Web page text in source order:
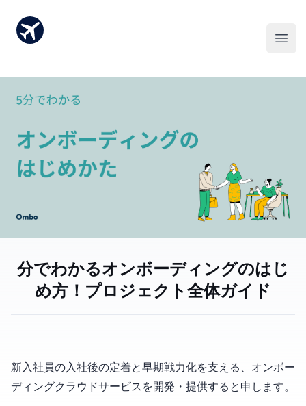
5分でわかるオンボーディングのはじ
め方！プロジェクト全体ガイド
新入社員の入社後の定着と早期戦力化を支える、オンボー
ディングクラウドサービスを開発・提供するOmboと申します。